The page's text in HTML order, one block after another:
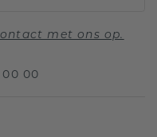
met ons op.
00 00